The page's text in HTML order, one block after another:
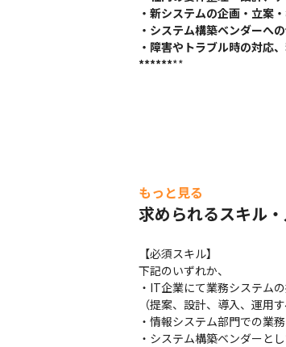
・新システムの企画・立案
・システム構築ベンダーへ
********
もっと見る
求められるスキル
【必須スキル】
下記のいずれか、
・IT企業にて業務システム
（提案、設計、導入、運用
・情報システム部門での業
・システム構築ベンダーと